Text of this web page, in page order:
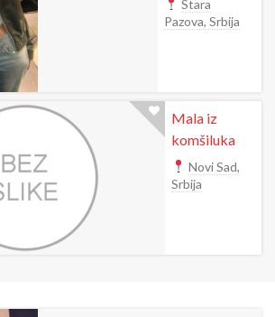
Stara
Pazova, Srbija
Mala iz
komšiluka
Novi Sad,
Srbija